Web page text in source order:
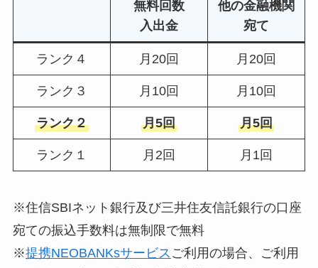
無料回数
入出金
他の金融機関
宛て
ランク４ 月20回 月20回
ランク３ 月10回 月10回
ランク２ 月5回 月5回
ランク１ 月2回 月1回
※住信SBIネット銀行及び三井住友信託銀行の口座
宛ての振込手数料は無制限で無料
※提携NEOBANKsサービス ご利用の場合、ご利用